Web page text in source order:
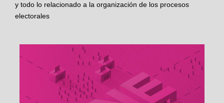
y todo lo relacionado a la organización de los procesos
electorales